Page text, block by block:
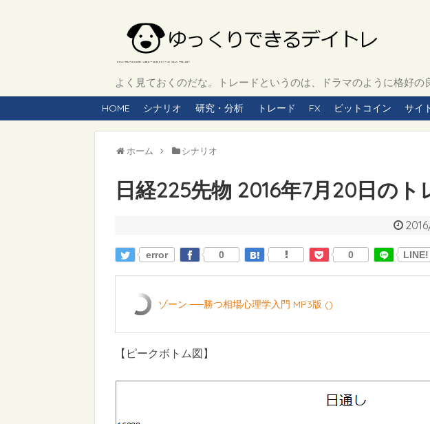
よく見ておくのだな。トレードというのは、ドラマのように格好の
HOME シナリオ 研究・分析 トレード FX ビットコイン サイ
ホーム シナリオ
日経225先物 2016年7月20日のト
error 0 0 LINE!
ゾーン ──勝つ相場心理学入門 MP3版 ()
【ピークボトム図】